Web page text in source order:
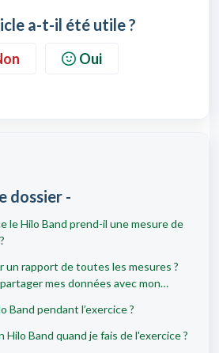
a-t-il été utile ?
Oui
dossier -
le Hilo Band prend-il une mesure de
un rapport de toutes les mesures ?
mes données avec mon
Band pendant l’exercice ?
Hilo Band quand je fais de l'exercice ?